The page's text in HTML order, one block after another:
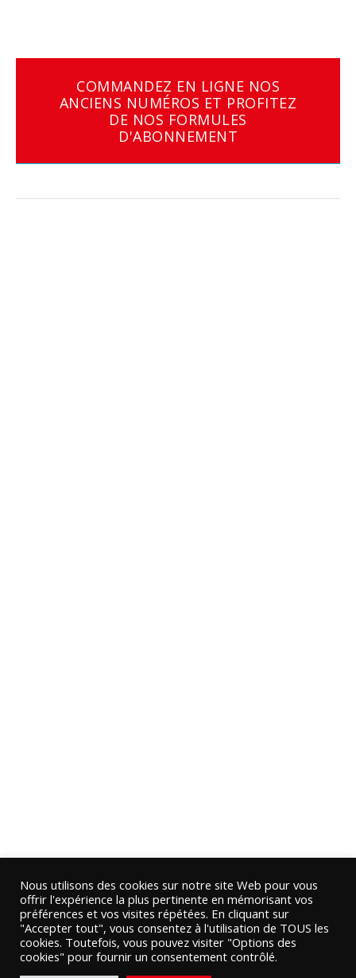
COMMANDEZ EN LIGNE NOS
ANCIENS NUMÉROS ET PROFITEZ
DE NOS FORMULES
D'ABONNEMENT
Nous utilisons des cookies sur notre site Web pour vous
offrir l'expérience la plus pertinente en mémorisant vos
préférences et vos visites répétées. En cliquant sur
"Accepter tout", vous consentez à l'utilisation de TOUS les
cookies. Toutefois, vous pouvez visiter "Options des
cookies" pour fournir un consentement contrôlé.